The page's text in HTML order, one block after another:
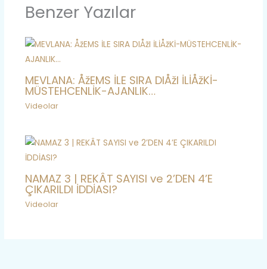
Benzer Yazılar
MEVLANA: ÅžEMS İLE SIRA DIÅžI İLİÅžKİ-
MÜSTEHCENLİK-AJANLIK…
Videolar
NAMAZ 3 | REKÂT SAYISI ve 2’DEN 4’E
ÇIKARILDI İDDİASI?
Videolar